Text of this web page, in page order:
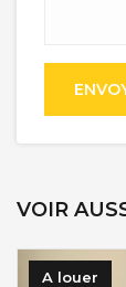
VOIR
A louer